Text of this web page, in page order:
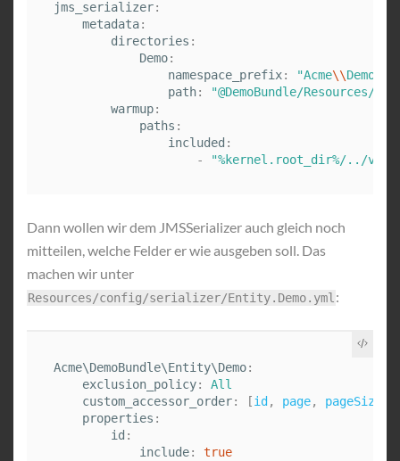
jms_serializer:
metadata:
directories :
Demo:
namespace_prefix: "Acme\\
path: "@DemoBundle/
warmup:
paths :
included :
-
"%kernel.root_dir%/../
Dann wollen wir dem JMSSerializer auch gleich noch
mitteilen, welche Felder er wie ausgeben soll. Das
machen wir unter
Resources/config/serializer/Entity.Demo.yml :
Acme\DemoBundle\Entity\Demo:
exclusion_policy:
All
custom_accessor_order: [id , page, pageSize
properties :
id :
include:
true